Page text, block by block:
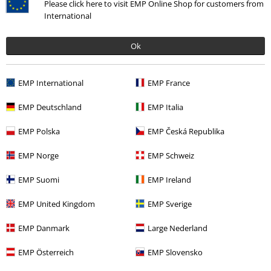
Please click here to visit EMP Online Shop for customers from
International
Ok
EMP International EMP France
EMP Deutschland EMP Italia
EMP Polska EMP Česká Republika
EMP Norge EMP Schweiz
EMP Suomi EMP Ireland
EMP United Kingdom EMP Sverige
EMP Danmark Large Nederland
EMP Österreich EMP Slovensko
Kommentar jetzt abschicken!
Geschrieben am: Dienstag, 05.11.2024
Gekaufte Größe: L
Schöne Jacke, leider zu klein
trotzdem zu eng. Habe eine 2. in XL gekauft, die mir sehr gut passt.
Weite
zu eng
perfekt
zu kurz
perfekt